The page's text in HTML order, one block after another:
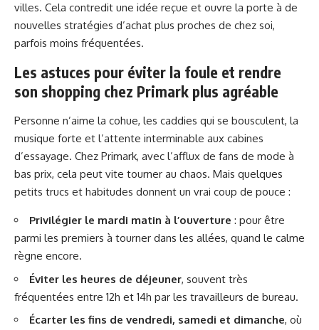
villes. Cela contredit une idée reçue et ouvre la porte à de
nouvelles stratégies d’achat plus proches de chez soi,
parfois moins fréquentées.
Les astuces pour éviter la foule et rendre
son shopping chez Primark plus agréable
Personne n’aime la cohue, les caddies qui se bousculent, la
musique forte et l’attente interminable aux cabines
d’essayage. Chez Primark, avec l’afflux de fans de mode à
bas prix, cela peut vite tourner au chaos. Mais quelques
petits trucs et habitudes donnent un vrai coup de pouce :
Privilégier le mardi matin à l’ouverture : pour être
parmi les premiers à tourner dans les allées, quand le calme
règne encore.
Éviter les heures de déjeuner, souvent très
fréquentées entre 12h et 14h par les travailleurs de bureau.
Écarter les fins de vendredi, samedi et dimanche, où